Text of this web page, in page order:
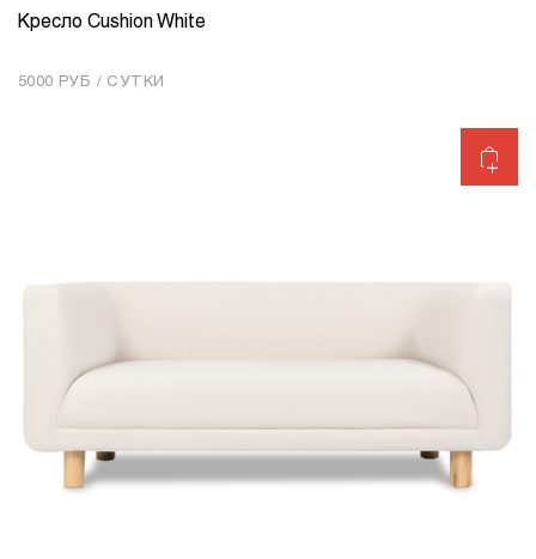
КОЛИЧЕСТВО 1
Кресло Cushion White
5000 РУБ / СУТКИ